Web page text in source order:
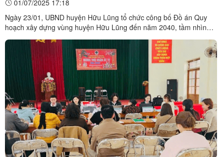
01/07/2025 17:18
Ngày 23/01, UBND huyện Hữu Lũng tổ chức công bố Đồ án Quy
hoạch xây dựng vùng huyện Hữu Lũng đến năm 2040, tầm nhìn
UBND tỉnh Lạng Sơn đã ban hành Quyết định về việc phê duyệt
Quy hoạch xây dựng vùng huyện Hữu Lũng đến năm 2040, tầm
nhìn đến ...